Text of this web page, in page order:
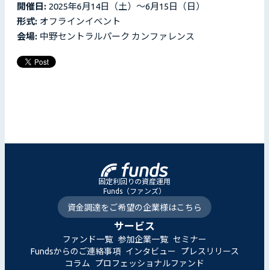
開催日: 2025年6月14日（土）～6月15日（日）
形式: オフラインイベント
会場: 中野セントラルパーク カンファレンス
固定利回りの資産運用
Funds（ファンズ）
資金調達をご希望の企業様はこちら
サービス
ファンド一覧 参加企業一覧 セミナー
Fundsからのご連絡事項 インタビュー
プレスリリース
コラム
プロフェッショナルファンド